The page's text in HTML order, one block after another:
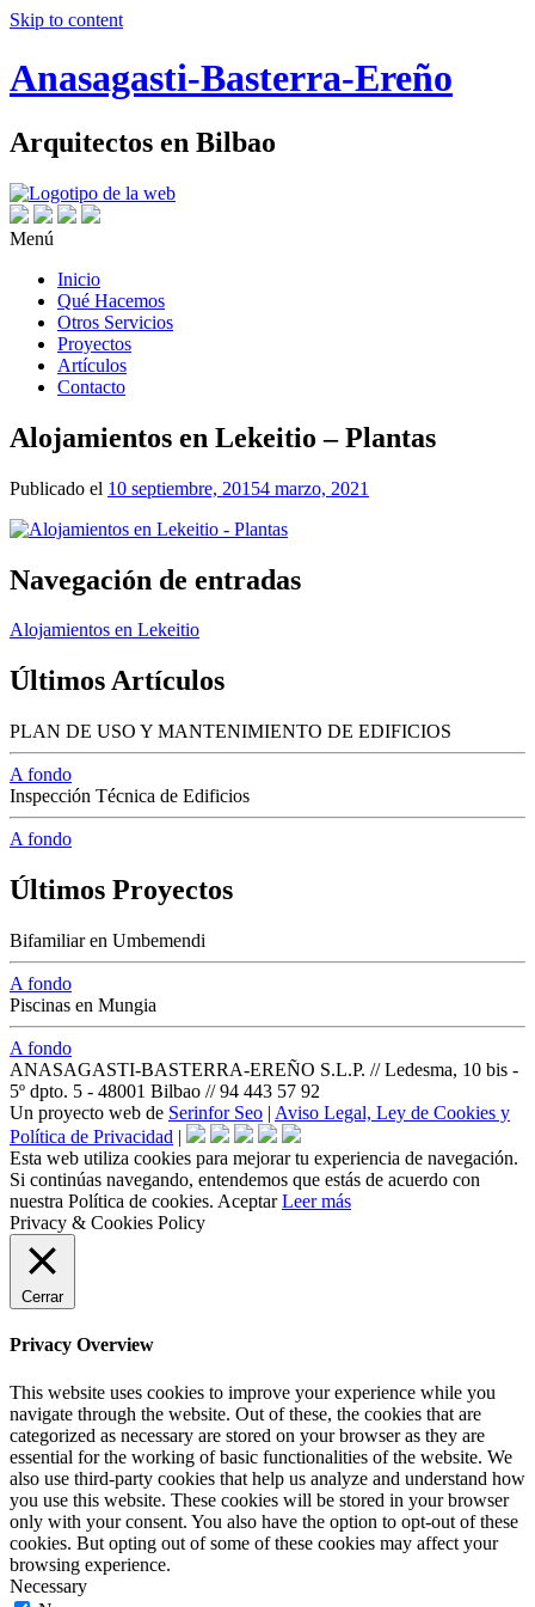
Skip to content
Anasagasti-Basterra-Ereño
Arquitectos en Bilbao
Menú
Inicio
Qué Hacemos
Otros Servicios
Proyectos
Artículos
Contacto
Alojamientos en Lekeitio – Plantas
Publicado el 10 septiembre, 20154 marzo, 2021
Navegación de entradas
Alojamientos en Lekeitio
Últimos Artículos
PLAN DE USO Y MANTENIMIENTO DE EDIFICIOS
A fondo
Inspección Técnica de Edificios
A fondo
Últimos Proyectos
Bifamiliar en Umbemendi
A fondo
Piscinas en Mungia
A fondo
ANASAGASTI-BASTERRA-EREÑO S.L.P. // Ledesma, 10 bis -
5º dpto. 5 - 48001 Bilbao // 94 443 57 92
Un proyecto web de Serinfor Seo | Aviso Legal, Ley de Cookies y
Política de Privacidad |
Esta web utiliza cookies para mejorar tu experiencia de navegación.
Si continúas navegando, entendemos que estás de acuerdo con
nuestra Política de cookies. Aceptar Leer más
Privacy & Cookies Policy
Cerrar
Privacy Overview
This website uses cookies to improve your experience while you
navigate through the website. Out of these, the cookies that are
categorized as necessary are stored on your browser as they are
essential for the working of basic functionalities of the website. We
also use third-party cookies that help us analyze and understand how
you use this website. These cookies will be stored in your browser
only with your consent. You also have the option to opt-out of these
cookies. But opting out of some of these cookies may affect your
browsing experience.
Necessary